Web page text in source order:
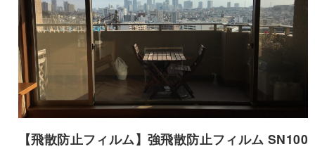
【飛散防止フィルム】強飛散防止フィルム SN100